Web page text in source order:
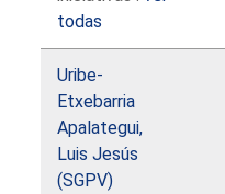
todas
Uribe-
Etxebarria
Apalategui,
Luis Jesús
(SGPV)